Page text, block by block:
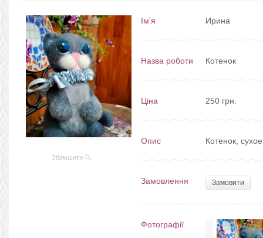
Збільшити
Ім'я Ирина
Назва роботи Котенок
Ціна 250 грн.
Опис Котенок,
Замовлення Замовити
Фотографії